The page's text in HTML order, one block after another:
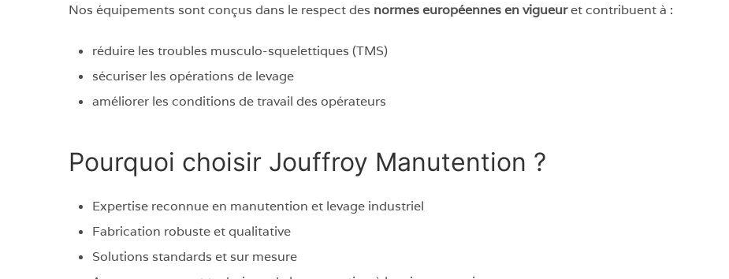
Nos équipements sont conçus dans le respect des normes européennes en vigueuret contribuent à :
réduire les troubles musculo-squelettiques (TMS)
sécuriser les opérations de levage
améliorer les conditions de travail des opérateurs
Pourquoi choisir Jouffroy Manutention ?
Expertise reconnue en manutention et levage industriel
Fabrication robuste et qualitative
Solutions standards et sur mesure